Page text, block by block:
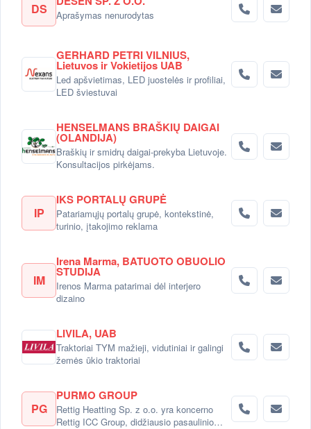
DS Aprašymas nenurodytas
GERHARD PETRI VILNIUS,
Lietuvos ir Vokietijos UAB
Led apšvietimas, LED juostelės ir profiliai,
LED šviestuvai
HENSELMANS BRAŠKIŲ DAIGAI
(OLANDIJA)
Braškių ir smidrų daigai-prekyba Lietuvoje.
Konsultacijos pirkėjams.
IP
IKS PORTALŲ GRUPĖ
Patariamųjų portalų grupė, kontekstinė,
turinio, įtakojimo reklama
IM
Irena Marma, BATUOTO OBUOLIO
STUDIJA
Irenos Marma patarimai dėl interjero
dizaino
LIVILA, UAB
Traktoriai TYM mažieji, vidutiniai ir galingi
žemės ūkio traktoriai
PG
PURMO GROUP
Rettig Heatting Sp. z o.o. yra koncerno
Rettig ICC Group, didžiausio pasaulinio